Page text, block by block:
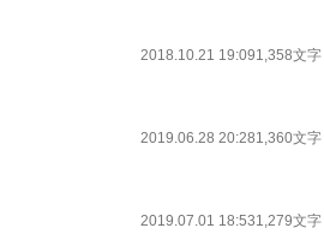
2018.10.21 19:091,358文字
2019.06.28 20:281,360文字
2019.07.01 18:531,279文字